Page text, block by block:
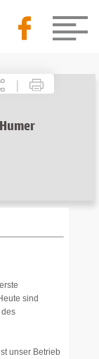
|
sind
unser Betrieb